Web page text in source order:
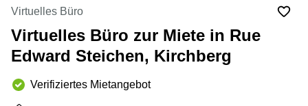
Сoworking
Esch-sur-
Alzette
Sandweiler
Virtuelles Büro
Virtuelles Büro zur Miete in Rue
Edward Steichen, Kirchberg
Verifiziertes Mietangebot